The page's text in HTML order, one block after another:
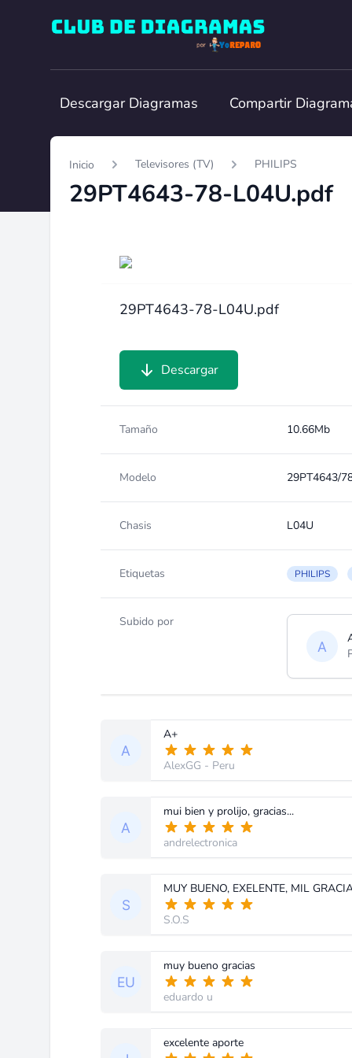
Club de Diagramas
Descargar Diagramas Compartir
Inicio Televisores (TV) PHILIPS
29PT4643-78-L04U.pdf
29PT4643-78-L04U.pdf
Descargar
Tamaño 10.66Mb
Modelo 29PT4643/
Chasis L04U
Etiquetas PHILIPS
Subido por
A+
AlexGG - Peru
mui bien y prolijo, gracias...
andrelectronica
MUY BUENO, EXELENTE, MIL
S.O.S
muy bueno gracias
eduardo u
excelente aporte